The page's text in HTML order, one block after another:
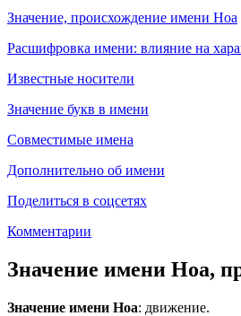
Значение, происхождение имени Ноа
Расшифровка имени: влияние на
Известные носители
Значение букв в имени
Совместимые имена
Дополнительно об имени
Поделиться в соцсетях
Комментарии
Значение имени Ноа,
Значение имени Ноа: движение.